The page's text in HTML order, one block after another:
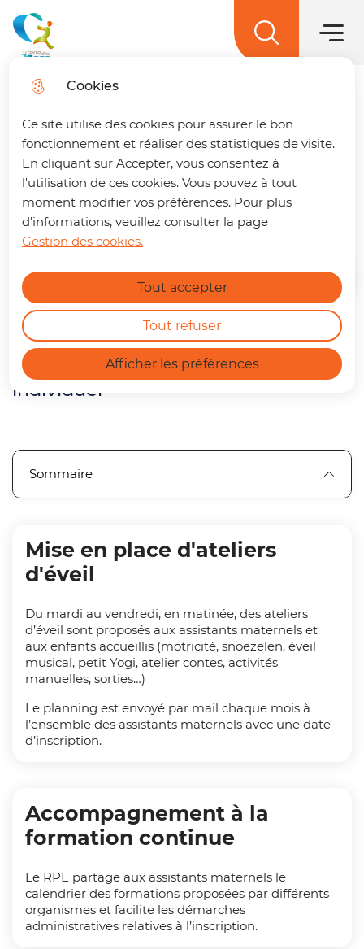
Cookies
Ce site utilise des cookies pour assurer le bon
fonctionnement et réaliser des statistiques de visite.
En cliquant sur Accepter, vous consentez à
l'utilisation de ces cookies. Vous pouvez à tout
moment modifier vos préférences. Pour plus
d'informations, veuillez consulter la page
Gestion des cookies.
Afficher les préférences
Tout accepter
Tout refuser
Aller
au
menu
contenu
principal
Aller au
sitemap
🚌 Vos déplacements simplifiés sur La
terre des 2 caps !Un trajet à préparer ?
Retrouvez dès maintenant notre nouvelle
page dédiée à la mobilité. En quelques clics,
vous pouvez :
Connaître l'horaire du prochain bus à
votre arrêt.
Consulter les tracés et fiches horaires
https://terredes2caps.fr/trouver-son-trajet
En savoir plus
La terre des 2 caps Menu
Les assistants maternels /
gardes à domicile
Le relais petite enfance accompagne
les professionnels de l’accueil
individuel
Sommaire
Mise en place d'ateliers
d'éveil
Du mardi au vendredi, en matinée, des ateliers
d’éveil sont proposés aux assistants maternels et
aux enfants accueillis (motricité, snoezelen, éveil
musical, petit Yogi, atelier contes, activités
manuelles, sorties…)
Le planning est envoyé par mail chaque mois à
l’ensemble des assistants maternels avec une date
d’inscription.
Accompagnement à la
formation continue
Le RPE partage aux assistants maternels le
calendrier des formations proposées par différents
organismes et facilite les démarches
administratives relatives à l’inscription.